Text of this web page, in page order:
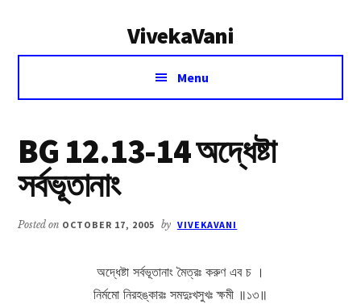
VivekaVani
Voice
Vivekananda
Menu
BG 12.13-14 অদ্ধেষ্টা
সর্বভূতানাং
Posted on OCTOBER 17, 2005 by VIVEKAVANI
অদ্ধেষ্টা সর্বভূতানাং মৈত্রঃ করুণ এব চ ।
নির্মমো নিরহঙ্কারঃ সমদুঃখসুখঃ ক্ষমী ॥১৩॥